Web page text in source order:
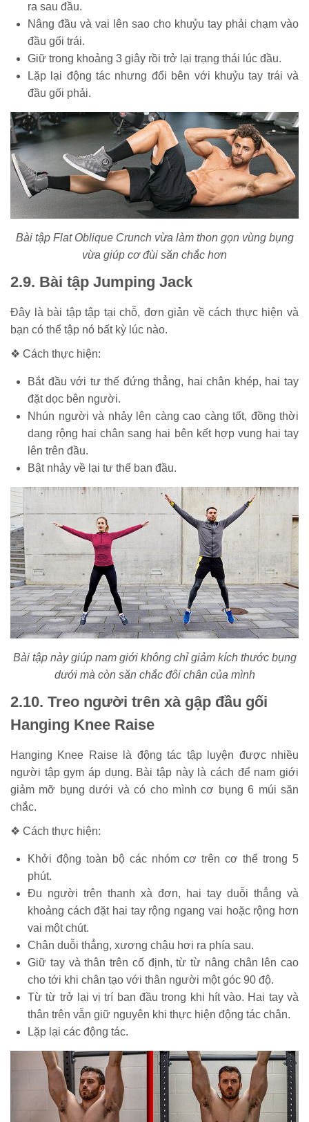
ra sau đầu.
Nâng đầu và vai lên sao cho khuỷu tay phải chạm vào
đầu gối trái.
Giữ trong khoảng 3 giây rồi trở lại trạng thái lúc đầu.
Lặp lại động tác nhưng đổi bên với khuỷu tay trái và
đầu gối phải.
Bài tập Flat Oblique Crunch vừa làm thon gọn vùng bụng
vừa giúp cơ đùi săn chắc hơn
2.9. Bài tập Jumping Jack
Đây là bài tập tập tại chỗ, đơn giản về cách thực hiện và
bạn có thể tập nó bất kỳ lúc nào.
❖ Cách thực hiện:
Bắt đầu với tư thế đứng thẳng, hai chân khép, hai tay
đặt dọc bên người.
Nhún người và nhảy lên càng cao càng tốt, đồng thời
dang rộng hai chân sang hai bên kết hợp vung hai tay
lên trên đầu.
Bật nhảy về lại tư thế ban đầu.
Bài tập này giúp nam giới không chỉ giảm kích thước bụng
dưới mà còn săn chắc đôi chân của mình
2.10. Treo người trên xà gập đầu gối
Hanging Knee Raise
Hanging Knee Raise là động tác tập luyện được nhiều
người tập gym áp dụng. Bài tập này là cách để nam giới
giảm mỡ bụng dưới và có cho mình cơ bụng 6 múi săn
chắc.
❖ Cách thực hiện:
Khởi động toàn bộ các nhóm cơ trên cơ thể trong 5
phút.
Đu người trên thanh xà đơn, hai tay duỗi thẳng và
khoảng cách đặt hai tay rộng ngang vai hoặc rộng hơn
vai một chút.
Chân duỗi thẳng, xương chậu hơi ra phía sau.
Giữ tay và thân trên cố định, từ từ nâng chân lên cao
cho tới khi chân tạo với thân người một góc 90 độ.
Từ từ trở lại vị trí ban đầu trong khi hít vào. Hai tay và
thân trên vẫn giữ nguyên khi thực hiện động tác chân.
Lặp lại các động tác.